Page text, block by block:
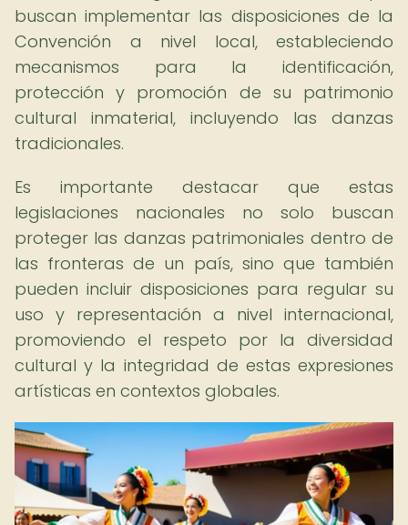
buscan implementar las disposiciones de la
Convención a nivel local, estableciendo
mecanismos para la identificación,
protección y promoción de su patrimonio
cultural inmaterial, incluyendo las danzas
tradicionales.
Es importante destacar que estas
legislaciones nacionales no solo buscan
proteger las danzas patrimoniales dentro de
las fronteras de un país, sino que también
pueden incluir disposiciones para regular su
uso y representación a nivel internacional,
promoviendo el respeto por la diversidad
cultural y la integridad de estas expresiones
artísticas en contextos globales.